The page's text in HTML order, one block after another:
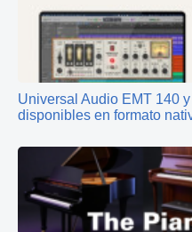
Universal Audio EMT 140
disponibles en formato